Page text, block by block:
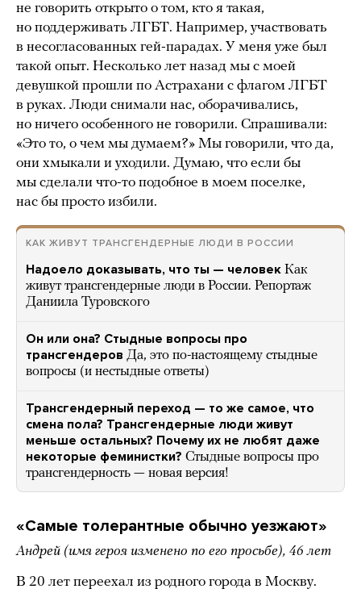
не говорить открыто о том, кто я такая,
но поддерживать ЛГБТ. Например, участвовать
в несогласованных гей-парадах. У меня уже был
такой опыт. Несколько лет назад мы с моей
девушкой прошли по Астрахани с флагом ЛГБТ
в руках. Люди снимали нас, оборачивались,
но ничего особенного не говорили. Спрашивали:
«Это то, о чем мы думаем?» Мы говорили, что да,
они хмыкали и уходили. Думаю, что если бы
мы сделали что-то подобное в моем поселке,
нас бы просто избили.
КАК ЖИВУТ ТРАНСГЕНДЕРНЫЕ ЛЮДИ В РОССИИ
Надоело доказывать, что ты — человек Как
живут трансгендерные люди в России. Репортаж
Даниила Туровского
Он или она? Стыдные вопросы про
трансгендеров Да, это по-настоящему стыдные
вопросы (и нестыдные ответы)
Трансгендерный переход — то же самое, что
смена пола? Трансгендерные люди живут
меньше остальных? Почему их не любят даже
некоторые феминистки? Стыдные вопросы про
трансгендерность — новая версия!
«Самые толерантные обычно уезжают»
Андрей (имя героя изменено по его просьбе), 46 лет
В 20 лет переехал из родного города в Москву.